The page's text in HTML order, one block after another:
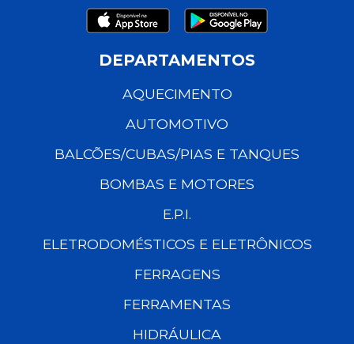
DEPARTAMENTOS
AQUECIMENTO
AUTOMOTIVO
BALCÕES/CUBAS/PIAS E TANQUES
BOMBAS E MOTORES
E.P.I.
ELETRODOMÉSTICOS E ELETRÔNICOS
FERRAGENS
FERRAMENTAS
HIDRÁULICA